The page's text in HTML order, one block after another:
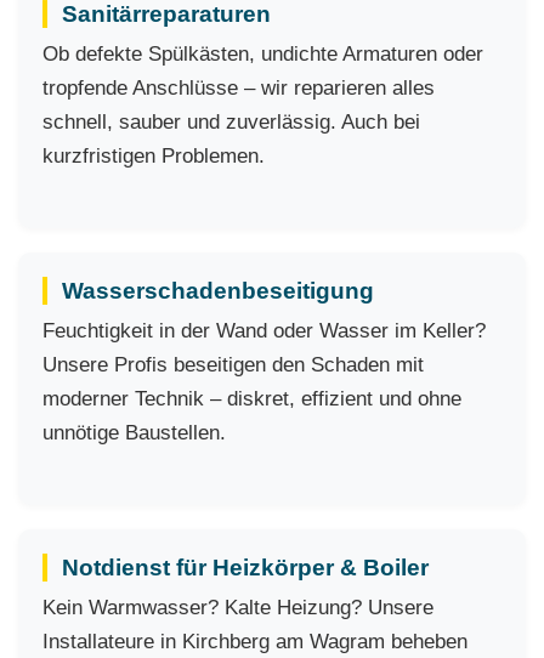
Sanitärreparaturen
Ob defekte Spülkästen, undichte Armaturen oder
tropfende Anschlüsse – wir reparieren alles
schnell, sauber und zuverlässig. Auch bei
kurzfristigen Problemen.
Wasserschadenbeseitigung
Feuchtigkeit in der Wand oder Wasser im Keller?
Unsere Profis beseitigen den Schaden mit
moderner Technik – diskret, effizient und ohne
unnötige Baustellen.
Notdienst für Heizkörper & Boiler
Kein Warmwasser? Kalte Heizung? Unsere
Installateure in Kirchberg am Wagram beheben